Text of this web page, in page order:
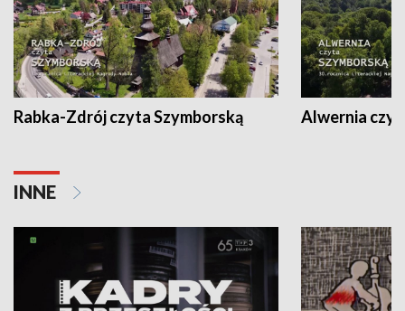
Rabka-Zdrój czyta Szymborską Alwernia
INNE